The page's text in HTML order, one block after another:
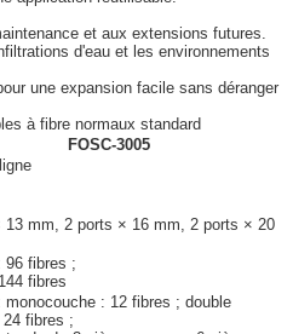
et aux extensions futures.
d'eau et les environnements
une expansion facile sans déranger
à fibre normaux standard
FOSC-3005
13 mm, 2 ports × 16 mm, 2 ports × 20
96 fibres ;
fibres
monocouche : 12 fibres ; double
fibres ;